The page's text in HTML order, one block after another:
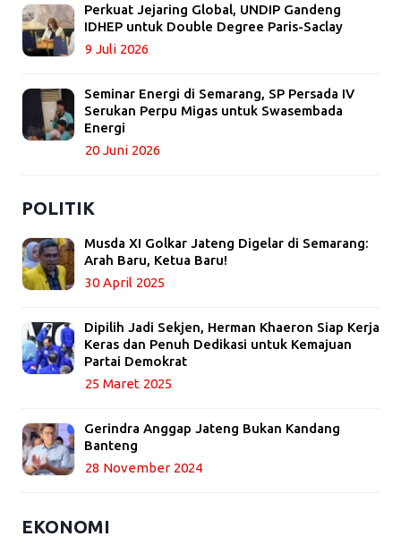
Perkuat Jejaring Global, UNDIP Gandeng
IDHEP untuk Double Degree Paris-Saclay
9 Juli 2026
Seminar Energi di Semarang, SP Persada IV
Serukan Perpu Migas untuk Swasembada
Energi
20 Juni 2026
POLITIK
Musda XI Golkar Jateng Digelar di Semarang:
Arah Baru, Ketua Baru!
30 April 2025
Dipilih Jadi Sekjen, Herman Khaeron Siap Kerja
Keras dan Penuh Dedikasi untuk Kemajuan
Partai Demokrat
25 Maret 2025
Gerindra Anggap Jateng Bukan Kandang
Banteng
28 November 2024
EKONOMI